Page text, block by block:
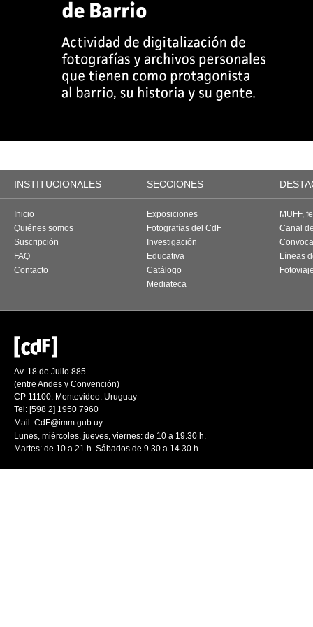
INSTITUCIONALES SECCIONES
Inicio
Quiénes somos
Suscripción
FAQ
Contacto
Exposiciones
Fotografías del CdF
Investigación
Educativa
Catálogo
Mediateca
MUFF,
Canal
Líneas
Av. 18 de Julio 885
(entre Andes y Convención)
CP 11100. Montevideo. Uruguay
Tel: [598 2] 1950 7960
Mail: CdF@imm.gub.uy
Lunes, miércoles, jueves, viernes: de 10 a 19.30 h.
Martes: de 10 a 21 h. Sábados de 9.30 a 14.30 h.